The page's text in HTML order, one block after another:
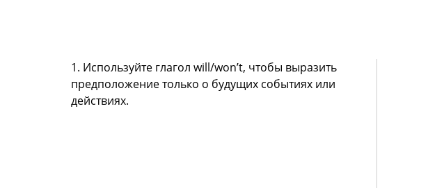
1. Используйте глагол will/won’t, чтобы выразить
предположение только о будущих событиях или
действиях.